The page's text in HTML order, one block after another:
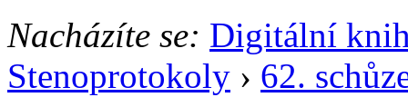
Nacházíte se: Digitální
Stenoprotokoly › 62.